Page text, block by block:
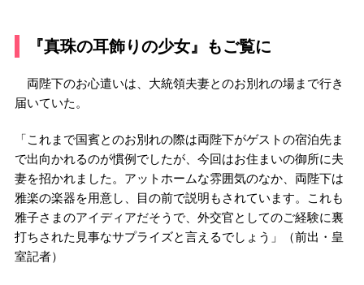
『真珠の耳飾りの少女』もご覧に
両陛下のお心遣いは、大統領夫妻とのお別れの場まで行き
届いていた。
「これまで国賓とのお別れの際は両陛下がゲストの宿泊先ま
で出向かれるのが慣例でしたが、今回はお住まいの御所に夫
妻を招かれました。アットホームな雰囲気のなか、両陛下は
雅楽の楽器を用意し、目の前で説明もされています。これも
雅子さまのアイディアだそうで、外交官としてのご経験に裏
打ちされた見事なサプライズと言えるでしょう」（前出・皇
室記者）